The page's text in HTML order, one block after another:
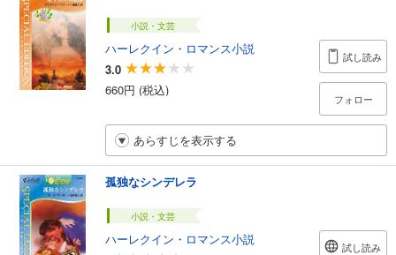
小説・文芸
ハーレクイン・ロマンス小説
3.0
660円 (税込)
試し読み
フォロー
あらすじを表示する
孤独なシンデレラ
小説・文芸
ハーレクイン・ロマンス小説
試し読み